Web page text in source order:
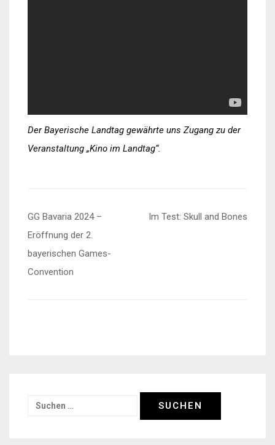
Der Bayerische Landtag gewährte uns Zugang zu der
Veranstaltung „Kino im Landtag“.
Beitragsnavigation
GG Bavaria 2024 –
Eröffnung der 2.
bayerischen Games-
Convention
Im Test: Skull and Bones
Suchen